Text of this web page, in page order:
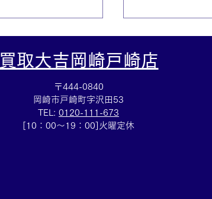
買取大吉岡崎戸崎店
〒444-0840
岡崎市戸崎町字沢田53
TEL: 0120-111-673
[10：00～19：00]火曜定休